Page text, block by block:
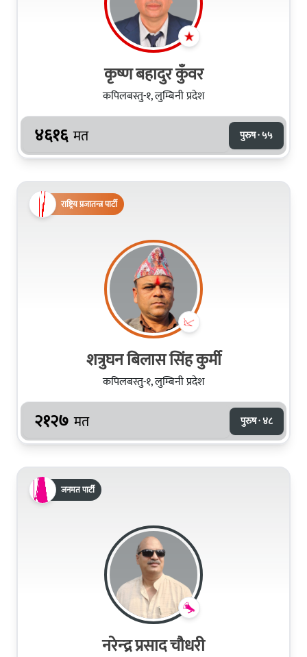
कृष्ण बहादुर कुँवर
कपिलबस्तु-१, लुम्बिनी प्रदेश
४६१६ मत पुरुष · ५५
राष्ट्रिय प्रजातन्त्र पार्टी
शत्रुघन बिलास सिंह कुर्मी
कपिलबस्तु-१, लुम्बिनी प्रदेश
२१२७ मत पुरुष · ४८
जनमत पार्टी
नरेन्‍द्र प्रसाद चौधरी